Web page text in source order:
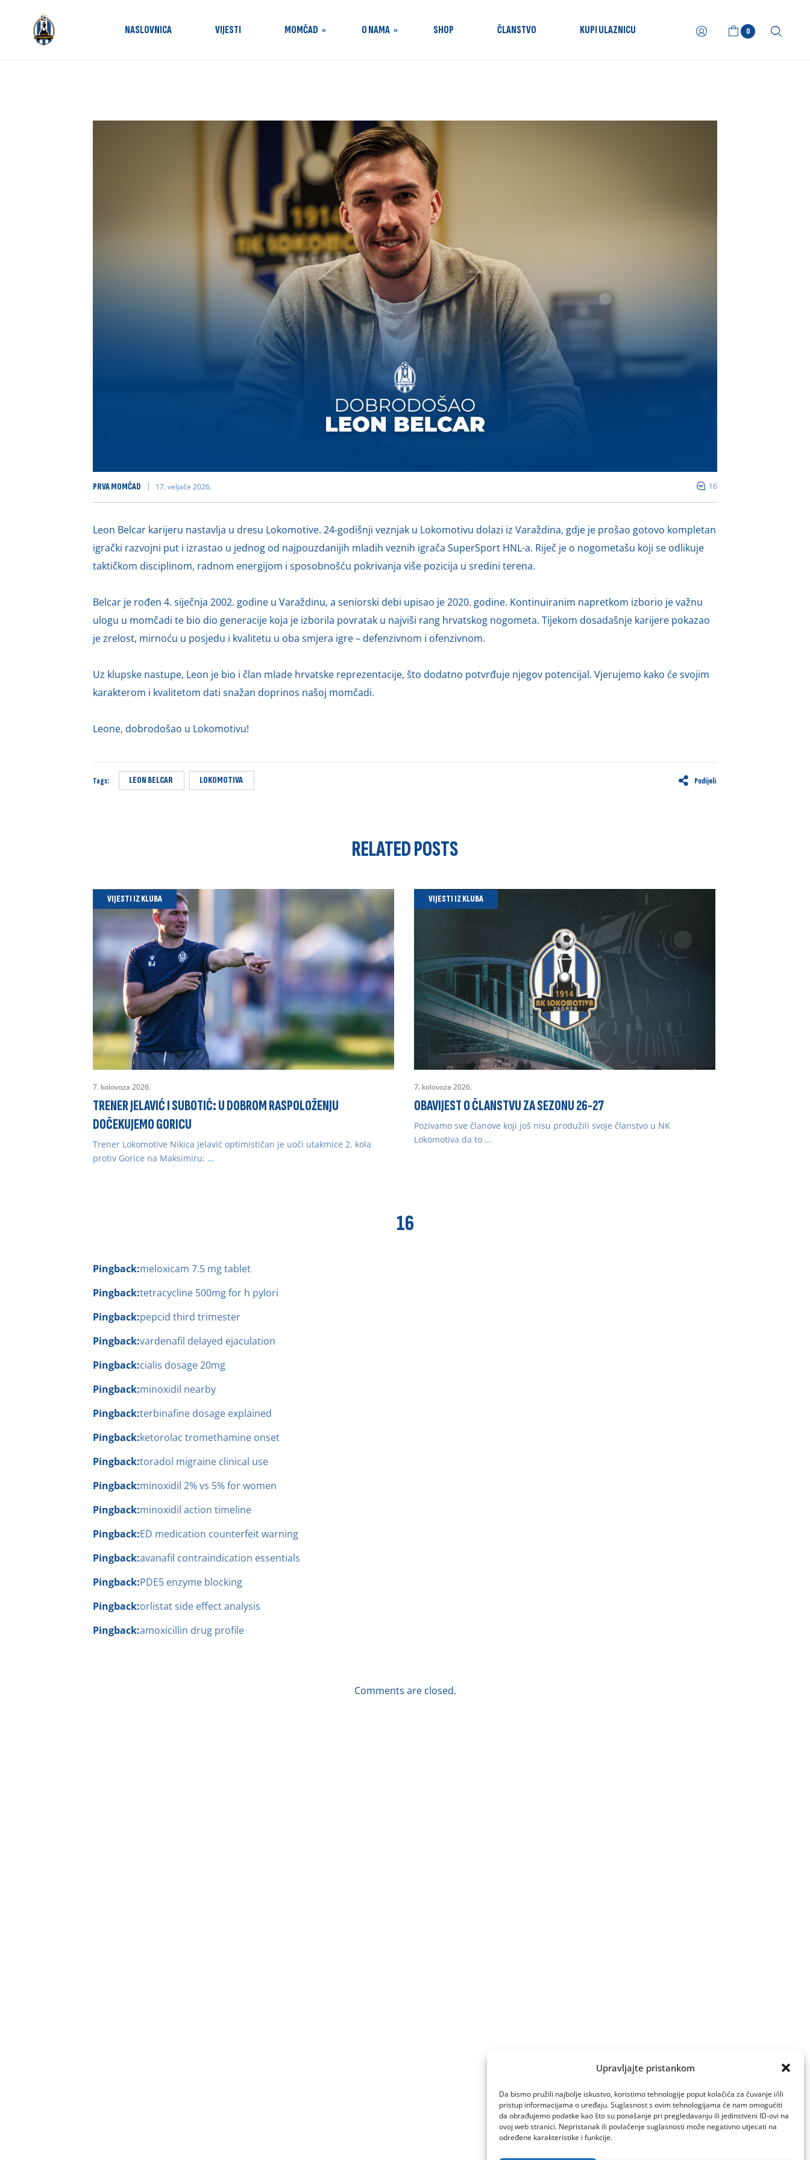
Upravljajte pristankom
Da bismo pružili najbolje iskustvo, koristimo tehnologije poput kolačića za čuvanje i/ili
pristup informacijama o uređaju. Suglasnost s ovim tehnologijama će nam omogućiti
da obrađujemo podatke kao što su ponašanje pri pregledavanju ili jedinstveni ID-ovi na
ovoj web stranici. Nepristanak ili povlačenje suglasnosti može negativno utjecati na
određene karakteristike i funkcije.
NASLOVNICA VIJESTI MOMČAD O NAMA
PRESS
Kontakt
Marketing
Škola nogometa
SHOP ČLANSTVO KUPI ULAZNICU 0
PRVA MOMČAD 17. veljače 2026. 16
Leon Belcar karijeru nastavlja u dresu Lokomotive. 24-godišnji veznjak u Lokomotivu dolazi iz Varaždina, gdje je prošao gotovo kompletan
igrački razvojni put i izrastao u jednog od najpouzdanijih mladih veznih igrača SuperSport HNL-a. Riječ je o nogometašu koji se odlikuje
taktičkom disciplinom, radnom energijom i sposobnošću pokrivanja više pozicija u sredini terena.
Belcar je rođen 4. siječnja 2002. godine u Varaždinu, a seniorski debi upisao je 2020. godine. Kontinuiranim napretkom izborio je važnu
ulogu u momčadi te bio dio generacije koja je izborila povratak u najviši rang hrvatskog nogometa. Tijekom dosadašnje karijere pokazao
je zrelost, mirnoću u posjedu i kvalitetu u oba smjera igre – defenzivnom i ofenzivnom.
Uz klupske nastupe, Leon je bio i član mlade hrvatske reprezentacije, što dodatno potvrđuje njegov potencijal. Vjerujemo kako će svojim
karakterom i kvalitetom dati snažan doprinos našoj momčadi.
Leone, dobrodošao u Lokomotivu!
Tags: LEON BELCAR LOKOMOTIVA Podijeli
RELATEDPOSTS
VIJESTI IZ KLUBA
7. kolovoza 2026.
TRENER JELAVIĆ I SUBOTIĆ: U DOBROM RASPOLOŽENJU
DOČEKUJEMO GORICU
Trener Lokomotive Nikica Jelavić optimističan je uoči utakmice 2. kola
protiv Gorice na Maksimiru: …
VIJESTI IZ KLUBA
7. kolovoza 2026.
OBAVIJEST O ČLANSTVU ZA SEZONU 26-27
Pozivamo sve članove koji još nisu produžili svoje članstvo u NK
Lokomotiva da to …
16
Pingback:meloxicam 7.5 mg tablet
Pingback:tetracycline 500mg for h pylori
Pingback:pepcid third trimester
Pingback:vardenafil delayed ejaculation
Pingback:cialis dosage 20mg
Pingback:minoxidil nearby
Pingback:terbinafine dosage explained
Pingback:ketorolac tromethamine onset
Pingback:toradol migraine clinical use
Pingback:minoxidil 2% vs 5% for women
Pingback:minoxidil action timeline
Pingback:ED medication counterfeit warning
Pingback:avanafil contraindication essentials
Pingback:PDE5 enzyme blocking
Pingback:orlistat side effect analysis
Pingback:amoxicillin drug profile
Comments are closed.